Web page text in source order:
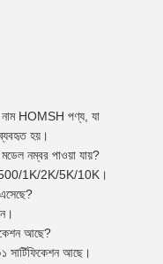
নাম HOMSH পণ্য, যা
হয়।
নম্বর পাওয়া যায়?
500/1K/2K/5K/10K।
আছে?
আছে।